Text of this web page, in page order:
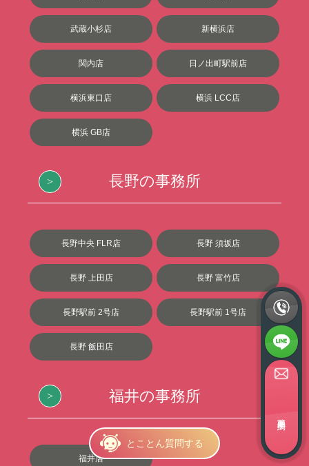
とことん質問する
武蔵小杉店 新横浜店
関内店 日ノ出町駅前店
横浜東口店 横浜 LCC店
横浜 GB店
長野の事務所
長野中央 FLR店 長野 須坂店
長野 上田店 長野 富竹店
長野駅前 2号店 長野駅前 1号店
長野 飯田店
福井の事務所
福井店